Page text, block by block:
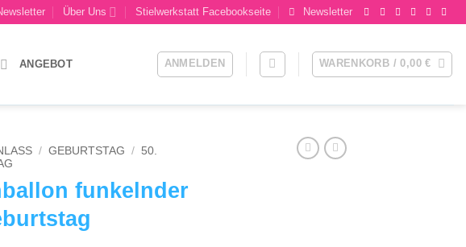
Über Uns Stielwerkstatt Facebookseite Newsletter
ANGEBOT ANMELDEN WARENKORB /0,00€
/ GEBURTSTAG / 50.
funkelnder